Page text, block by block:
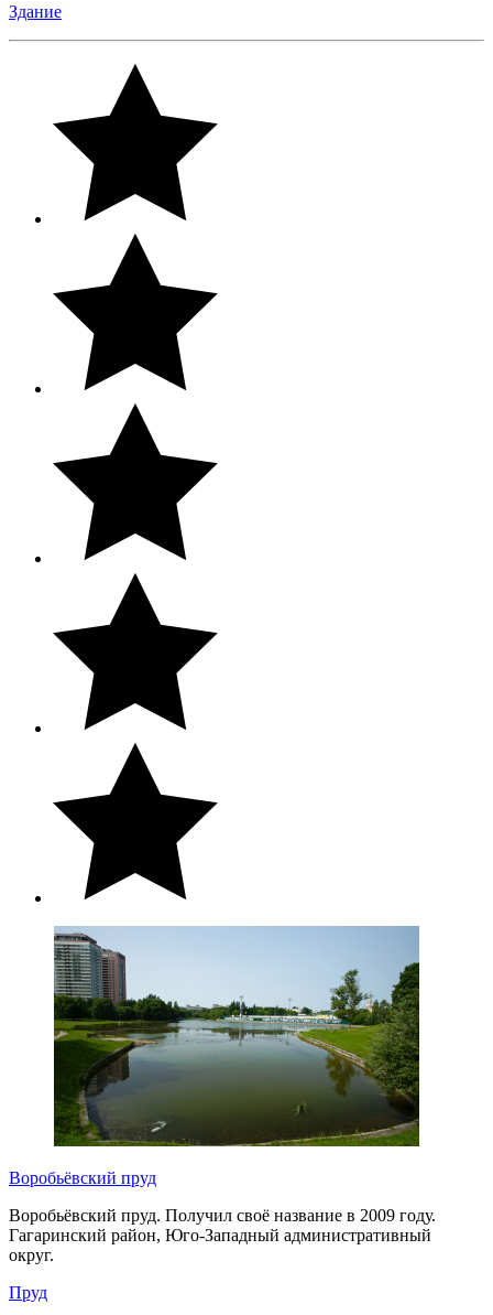
Здание
Воробьёвский пруд
Воробьёвский пруд. Получил своё название в 2009 году.
Гагаринский район, Юго-Западный административный
округ.
Пруд